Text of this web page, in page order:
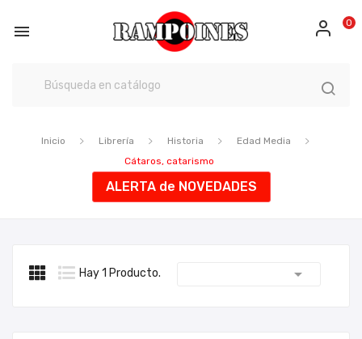
 0
Inicio Librería Historia
Edad Media
Cátaros, catarismo
ALERTA de NOVEDADES
Hay 1 Producto. 